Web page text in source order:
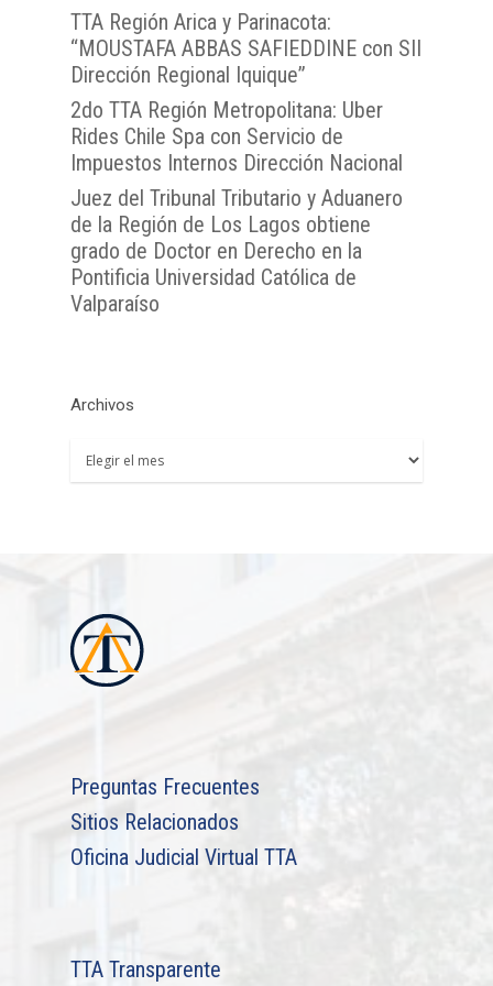
TTA Región Arica y Parinacota:
“MOUSTAFA ABBAS SAFIEDDINE con SII
Dirección Regional Iquique”
2do TTA Región Metropolitana: Uber
Rides Chile Spa con Servicio de
Impuestos Internos Dirección Nacional
Juez del Tribunal Tributario y Aduanero
de la Región de Los Lagos obtiene
grado de Doctor en Derecho en la
Pontificia Universidad Católica de
Valparaíso
Archivos
Archivos
Preguntas Frecuentes
Sitios Relacionados
Oficina Judicial Virtual TTA
TTA Transparente
Antofagasta
TTA de la Región de
Coquimbo
Metropolitana
Libertador General
O`Higgins
TTA de la Región del
TTA de la Región de
TTA de la Región de
TTA de la Región de
TTA de la Región de
del General Carlos
Campo
Atención Soporte
Lunes a Viernes entre
08:00 a 17:00